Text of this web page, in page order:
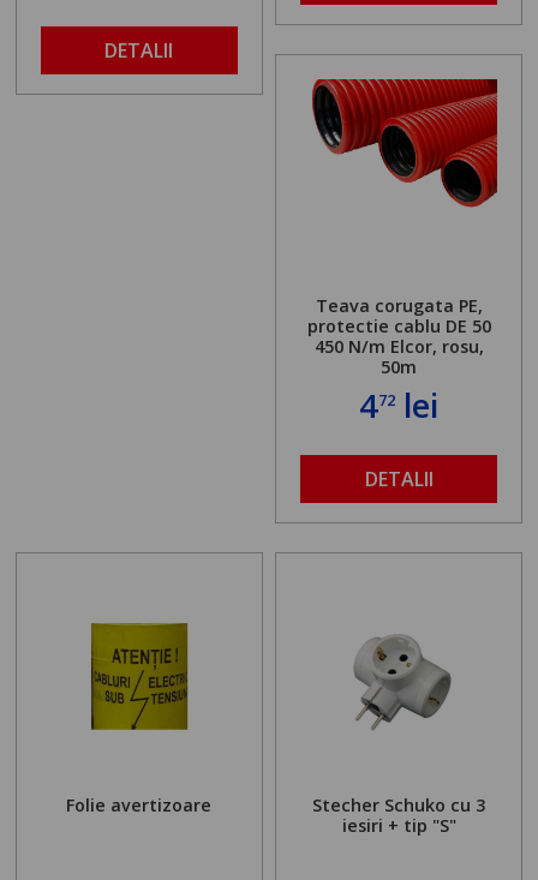
DETALII
Teava corugata PE,
protectie cablu DE 50
450 N/m Elcor, rosu,
50m
472 lei
DETALII
Folie avertizoare
Stecher Schuko cu 3
iesiri + tip "S"